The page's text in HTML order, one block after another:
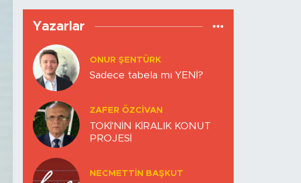
Yazarlar
ONUR ŞENTÜRK
Sadece tabela mı YENİ?
ZAFER ÖZCIVAN
TOKİ'NİN KİRALIK KONUT
PROJESİ
NECMETTIN BAŞKUT